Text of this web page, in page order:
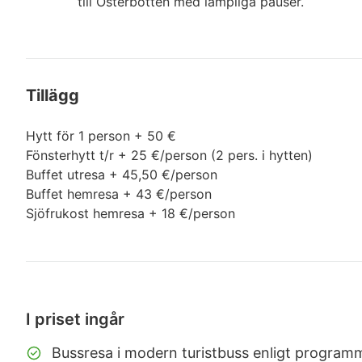
Tillägg
Hytt för 1 person + 50 €
Fönsterhytt t/r + 25 €/person (2 pers. i hytten)
Buffet utresa + 45,50 €/person
Buffet hemresa + 43 €/person
Sjöfrukost hemresa + 18 €/person
I priset ingår
Bussresa i modern turistbuss enligt